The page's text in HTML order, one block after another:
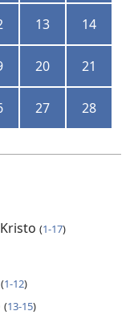
13 14
20 21
27 28
(1-17)
(1-12)
(13-15)